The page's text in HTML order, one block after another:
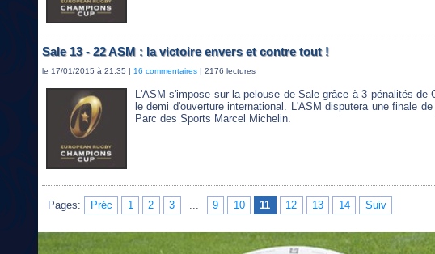
Sale 13 - 22 ASM : la victoire envers et contre tout !
le 17/01/2015 à 21:35 | 16 commentaires | 2176 lectures
L'ASM s'impose sur la pelouse de Sale grâce à 3 pénalités
le demi d'ouverture international. L'ASM disputera une finale
Parc des Sports Marcel Michelin.
Pages: Préc 1 2 3 ... 9 10 11 12 13 14 Suiv